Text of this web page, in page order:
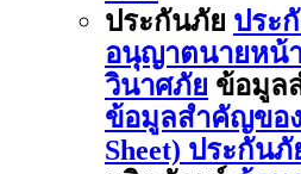
ประกันภัย ประ
อนุญาตนายหน้
วินาศภัย ข้อมูล
ข้อมูลสำคัญขอ
Sheet) ประกันภั